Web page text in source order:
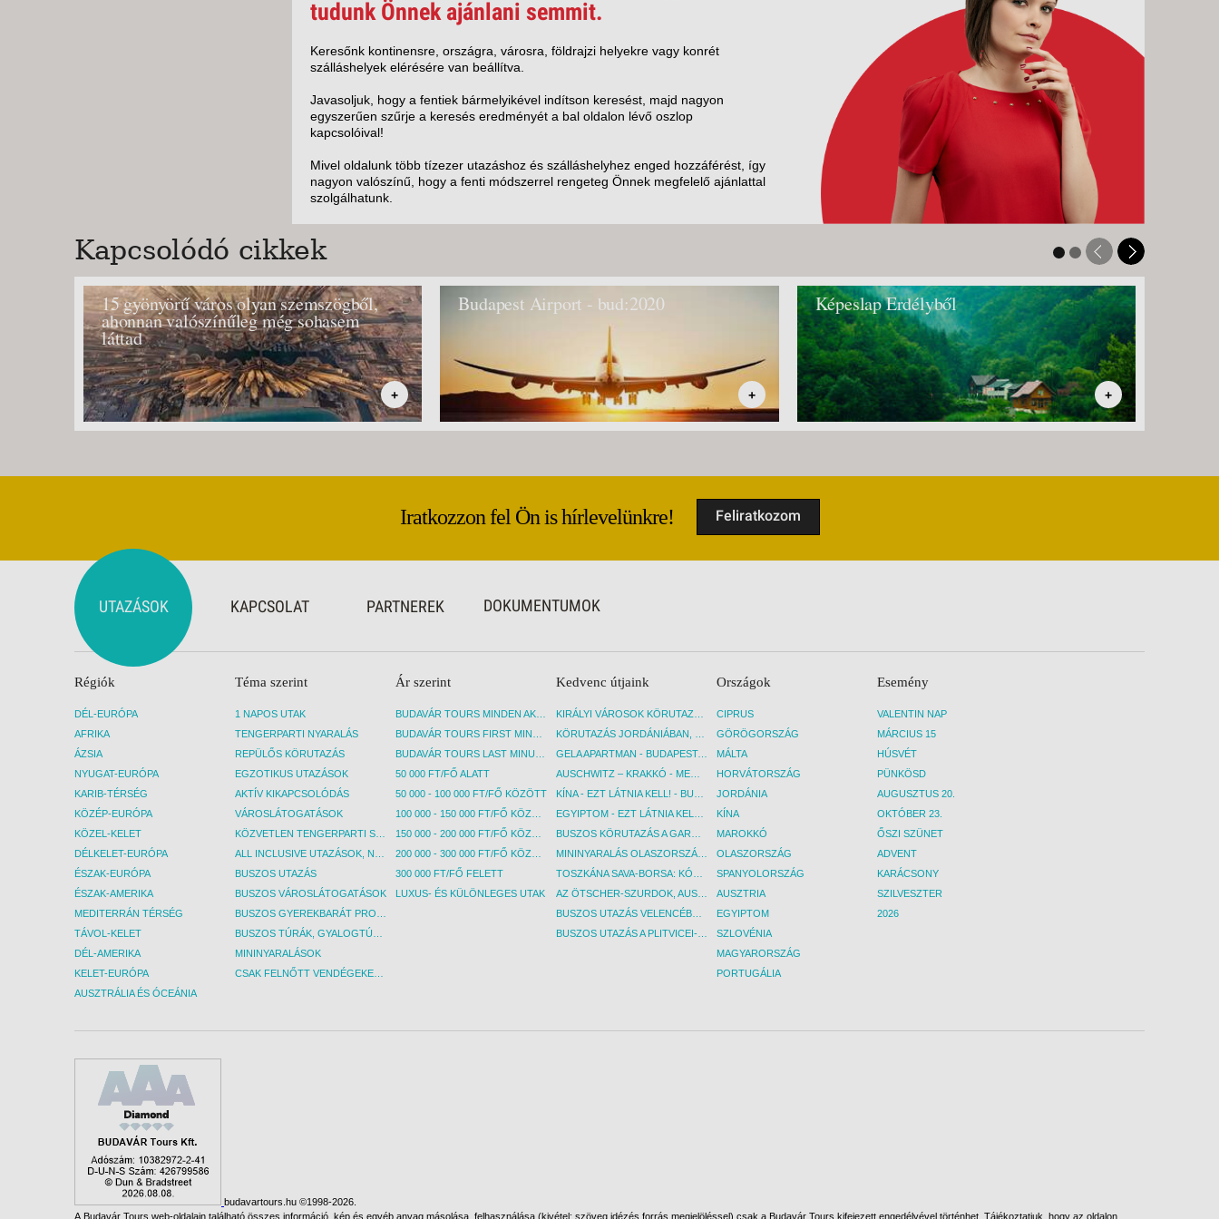
KÖZVETLEN
TENGERPARTI
SZÁLLODÁK
CSÚSZDÁVAL
BUDAVÁR TOURS
tudunk Önnek ajánlani semmit.
Keresőnk kontinensre, országra, városra, földrajzi helyekre vagy konrét
szálláshelyek elérésére van beállítva.
Javasoljuk, hogy a fentiek bármelyikével indítson keresést, majd nagyon
egyszerűen szűrje a keresés eredményét a bal oldalon lévő oszlop
kapcsolóival!
Mivel oldalunk több tízezer utazáshoz és szálláshelyhez enged hozzáférést, így
nagyon valószínű, hogy a fenti módszerrel rengeteg Önnek megfelelő ajánlattal
szolgálhatunk.
Kapcsolódó cikkek
15 gyönyörű város olyan szemszögből,
ahonnan valószínűleg még sohasem
láttad
+
Budapest Airport - bud:2020
+
Képeslap Erdélyből
+
Iratkozzon fel Ön is hírlevelünkre! Feliratkozom
UTAZÁSOK KAPCSOLAT PARTNEREK DOKUMENTUMOK
Régiók
DÉL-EURÓPA
AFRIKA
ÁZSIA
NYUGAT-EURÓPA
KARIB-TÉRSÉG
KÖZÉP-EURÓPA
KÖZEL-KELET
DÉLKELET-EURÓPA
ÉSZAK-EURÓPA
ÉSZAK-AMERIKA
MEDITERRÁN TÉRSÉG
TÁVOL-KELET
DÉL-AMERIKA
KELET-EURÓPA
AUSZTRÁLIA ÉS ÓCEÁNIA
Téma szerint
1 NAPOS UTAK
TENGERPARTI NYARALÁS
REPÜLŐS KÖRUTAZÁS
EGZOTIKUS UTAZÁSOK
AKTÍV KIKAPCSOLÓDÁS
VÁROSLÁTOGATÁSOK
BUSZOS UTAZÁS
BUSZOS VÁROSLÁTOGATÁSOK
MININYARALÁSOK
Ár szerint
50 000 FT/FŐ ALATT
50 000 - 100 000 FT/FŐ KÖZÖTT
300 000 FT/FŐ FELETT
LUXUS- ÉS KÜLÖNLEGES UTAK
Kedvenc útjaink
GELA APARTMAN - BUDAPEST, REPÜLŐ
Országok
CIPRUS
GÖRÖGORSZÁG
MÁLTA
HORVÁTORSZÁG
JORDÁNIA
KÍNA
MAROKKÓ
OLASZORSZÁG
SPANYOLORSZÁG
AUSZTRIA
EGYIPTOM
SZLOVÉNIA
MAGYARORSZÁG
PORTUGÁLIA
Esemény
VALENTIN NAP
MÁRCIUS 15
HÚSVÉT
PÜNKÖSD
AUGUSZTUS 20.
OKTÓBER 23.
ŐSZI SZÜNET
ADVENT
KARÁCSONY
SZILVESZTER
2026
budavartours.hu ©1998-2026.
A Budavár Tours web-oldalain található összes információ, kép és egyéb anyag másolása, felhasználása (kivétel: szöveg idézés forrás megjelöléssel) csak a Budavár Tours kifejezett engedélyével történhet. Tájékoztatjuk, hogy az oldalon